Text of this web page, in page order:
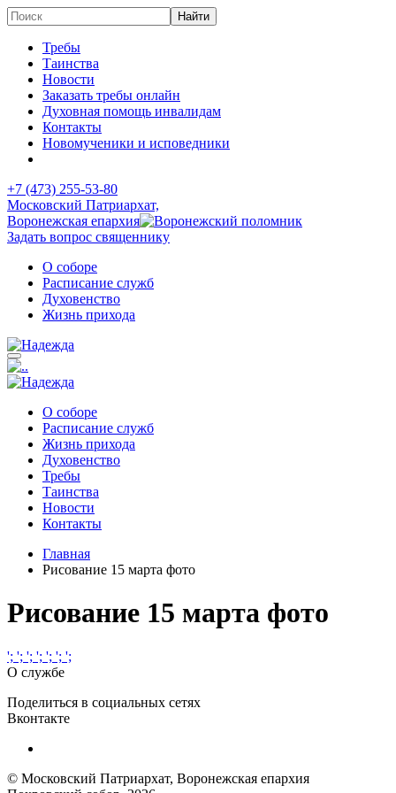
Требы
Таинства
Новости
Заказать требы онлайн
Духовная помощь инвалидам
Контакты
Новомученики и исповедники
+7 (473) 255-53-80
Московский Патриархат,
Воронежская епархия
Задать вопрос священнику
О соборе
Расписание служб
Духовенство
Жизнь прихода
О соборе
Расписание служб
Жизнь прихода
Духовенство
Требы
Таинства
Новости
Контакты
Главная
Рисование 15 марта фото
Рисование 15 марта фото
'; '; '; '; '; '; ';
О службе
Поделиться в социальных сетях
Вконтакте
© Московский Патриархат, Воронежcкая епархия